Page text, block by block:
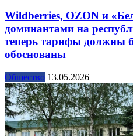
Wildberries, OZON и
доминантами на
теперь тарифы должны
обоснованы
Общество 13.05.2026